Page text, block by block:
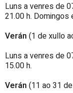
Luns a venres de
21.00 h. Domingos
Verán (1 de xullo
Luns a venres de
15.00 h.
Verán (11 ao 31